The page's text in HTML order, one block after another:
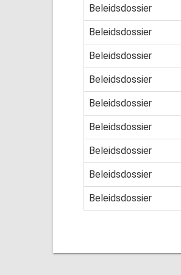
Beleidsdossier
Beleidsdossier
Beleidsdossier
Beleidsdossier
Beleidsdossier
Beleidsdossier
Beleidsdossier
Beleidsdossier
Beleidsdossier